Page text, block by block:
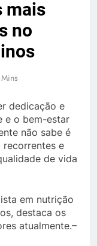
mais
no
dedicação e
e o bem-estar
não sabe é
recorrentes e
de vida
em nutrição
destaca os
atualmente.–